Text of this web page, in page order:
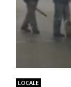
LOCALE